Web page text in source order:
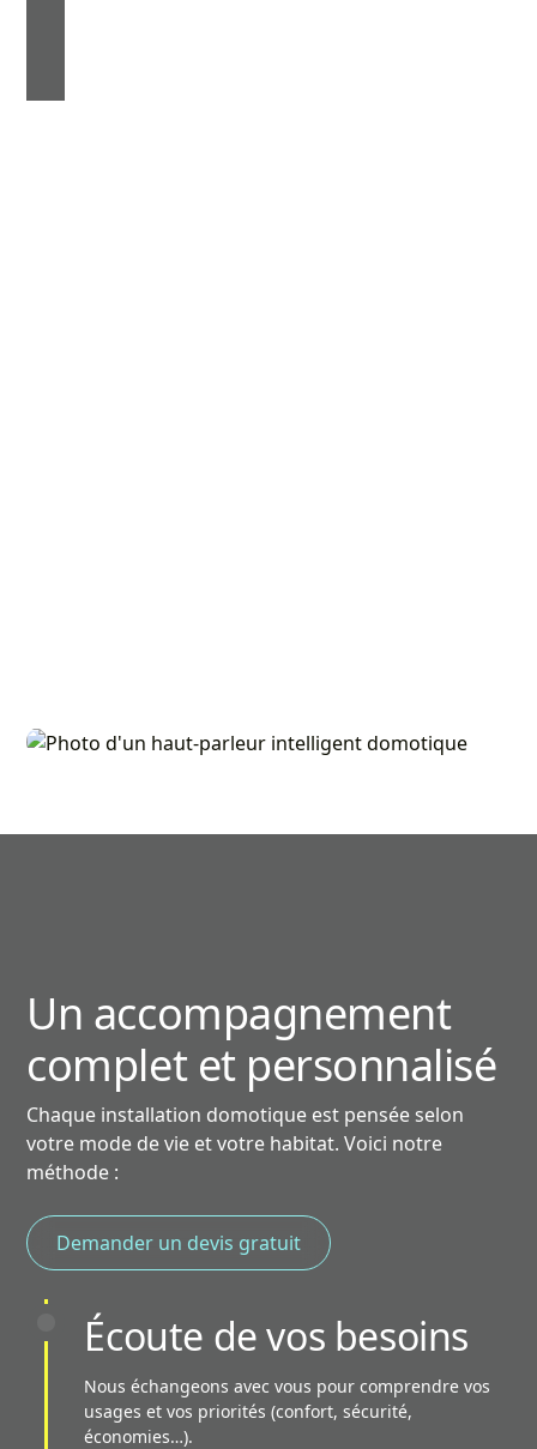
Un accompagnement
complet et personnalisé
Chaque installation domotique est pensée selon
votre mode de vie et votre habitat. Voici notre
méthode :
Demander un devis gratuit
Écoute de vos besoins
Nous échangeons avec vous pour comprendre vos
usages et vos priorités (confort, sécurité,
économies…).